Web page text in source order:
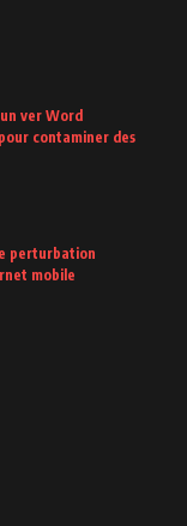
ver Word
contaminer des
perturbation
mobile